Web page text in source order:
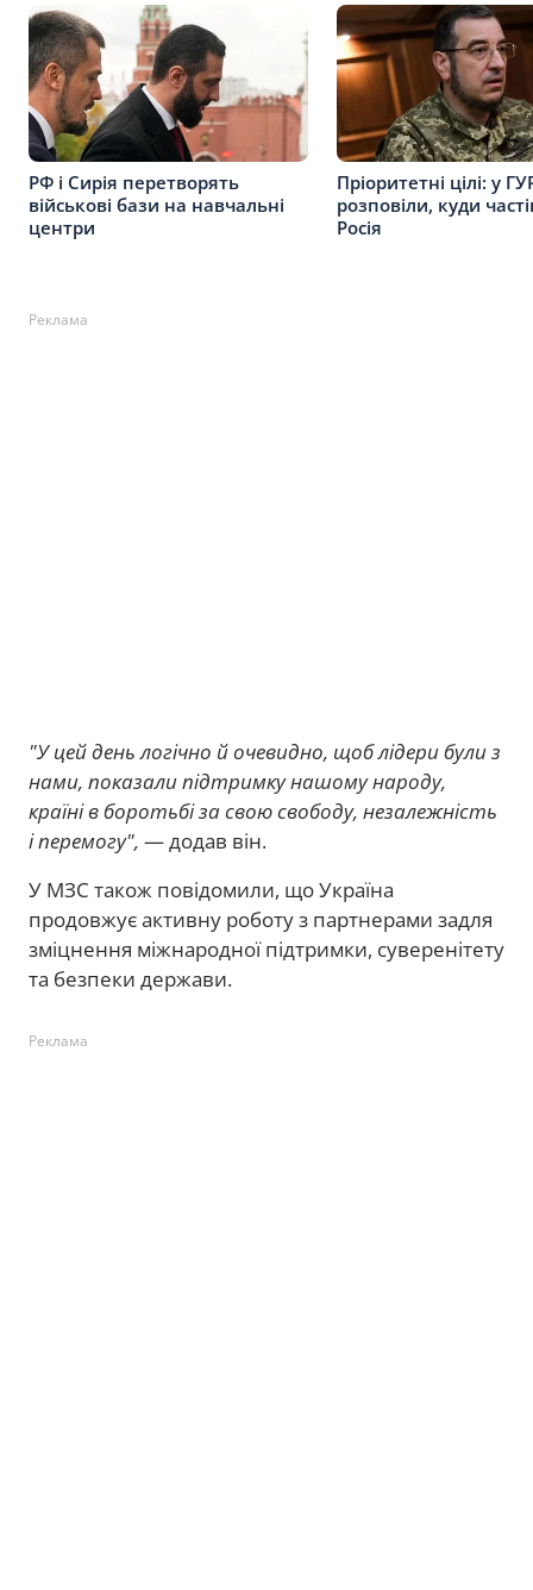
РФ і Сирія перетворять
військові бази на навчальні
центри
Пріоритетні цілі: у
розповіли, куди
Росія
Реклама
"У цей день логічно й очевидно, щоб лідери були з
нами, показали підтримку нашому народу,
країні в боротьбі за свою свободу, незалежність
і перемогу", — додав він.
У МЗС також повідомили, що Україна
продовжує активну роботу з партнерами задля
зміцнення міжнародної підтримки, суверенітету
та безпеки держави.
Реклама